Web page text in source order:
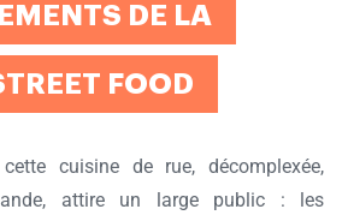
DE LA
FOOD
cuisine de rue, décomplexée,
attire un large public : les